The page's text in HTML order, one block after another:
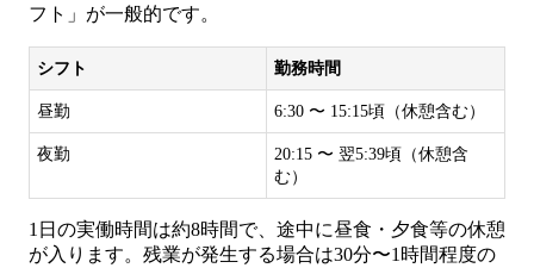
フト」が一般的です。
シフト 勤務時間
昼勤 6:30 〜 15:15頃（休憩含む）
夜勤
20:15 〜 翌5:39頃（休憩含
む）
1日の実働時間は約8時間で、途中に昼食・夕食等の休憩
が入ります。残業が発生する場合は30分〜1時間程度の